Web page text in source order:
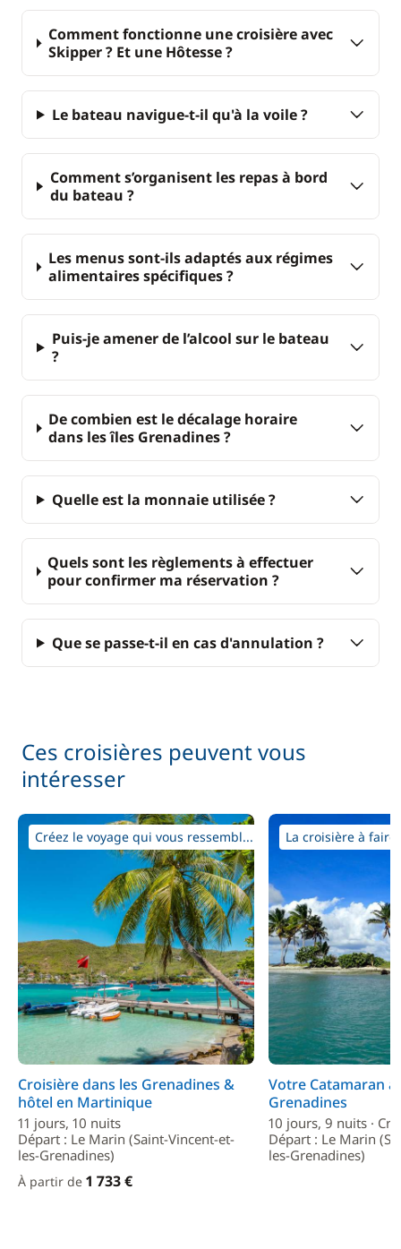
Comment fonctionne une croisière avec
Skipper ? Et une Hôtesse ?
Le bateau navigue-t-il qu'à la voile ?
Comment s’organisent les repas à bord
du bateau ?
Les menus sont-ils adaptés aux régimes
alimentaires spécifiques ?
Puis-je amener de l’alcool sur le bateau
?
De combien est le décalage horaire
dans les îles Grenadines ?
Quelle est la monnaie utilisée ?
Quels sont les règlements à effectuer
pour confirmer ma réservation ?
Que se passe-t-il en cas d'annulation ?
Ces croisières peuvent vous
intéresser
Créez le voyage qui vous ressembl...
Croisière dans les Grenadines &
hôtel en Martinique
11 jours, 10 nuits
Départ : Le Marin (Saint-Vincent-et-
les-Grenadines)
À partir de 1 733 €
La croisière à
Votre Catamaran
Grenadines
10 jours, 9 nuits ·
Départ : Le Marin
les-Grenadines)